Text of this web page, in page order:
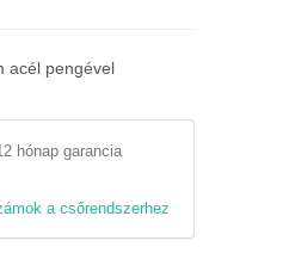
acél pengével
hónap garancia
a csőrendszerhez